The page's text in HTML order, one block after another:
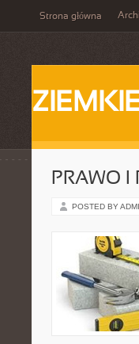
Strona główna
PRAWO I
POSTED BY